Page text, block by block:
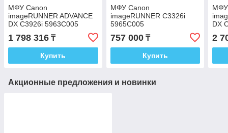
МФУ Canon
imageRUNNER ADVANCE
DX C3926i 5963C005
1 798 316 ₸
Купить
МФУ Canon
imageRUNNER C3326i
5965C005
757 000₸
Купить
МФУ
DX
2
Акционные предложения и новинки